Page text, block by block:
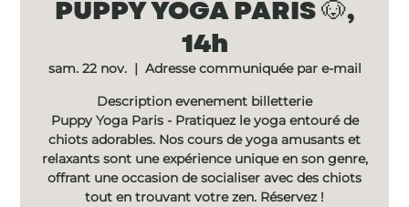
PUPPY YOGA PARIS 🐶,
14h
sam. 22 nov.
  |
Adresse communiquée par e-mail
Description evenement billetterie
Puppy Yoga Paris - Pratiquez le yoga entouré de
chiots adorables. Nos cours de yoga amusants et
relaxants sont une expérience unique en son genre,
offrant une occasion de socialiser avec des chiots
tout en trouvant votre zen. Réservez !